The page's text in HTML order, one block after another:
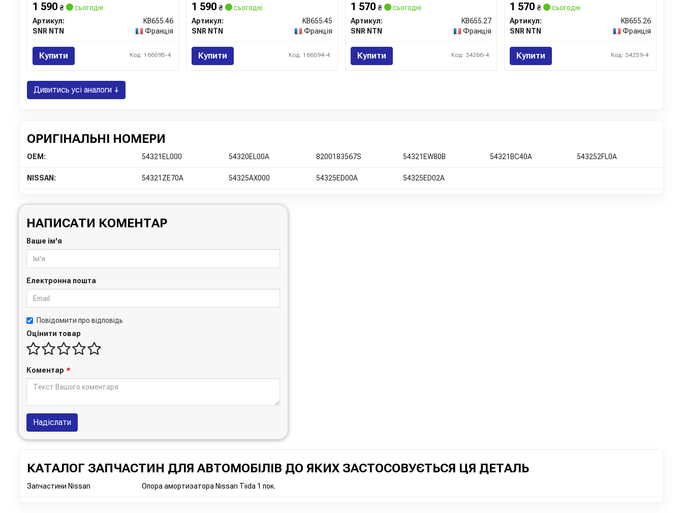
1 590 ₴
сьогодні
Артикул:
KB655.46
SNR NTN
Франція
Купити Код: 166095-4
1 590 ₴
сьогодні
Артикул:
KB655.45
SNR NTN
Франція
Купити Код: 166094-4
1 570 ₴
сьогодні
Артикул:
KB655.27
SNR NTN
Франція
Купити Код: 34266-4
1 570₴
сьогодні
Артикул:
KB655.26
SNR NTN
Франція
Купити Код: 34259-4
Дивитись усі аналоги ↓
ОРИГІНАЛЬНІ НОМЕРИ
OEM: 54321EL000 54320EL00A 8200183567S 54321EW80B 54321BC40A 543252FL0A
NISSAN: 54321ZE70A 54325AX000 54325ED00A 54325ED02A
НАПИСАТИ КОМЕНТАР
Ваше ім'я
Електронна пошта
Повідомити про відповідь
Оцінити товар
Коментар *
Надіслати
КАТАЛОГ ЗАПЧАСТИН ДЛЯ АВТОМОБІЛІВ ДО ЯКИХ ЗАСТОСОВУЄТЬСЯ ЦЯ ДЕТАЛЬ
Запчастини Nissan Опора амортизатора Nissan Tiida 1 пок.